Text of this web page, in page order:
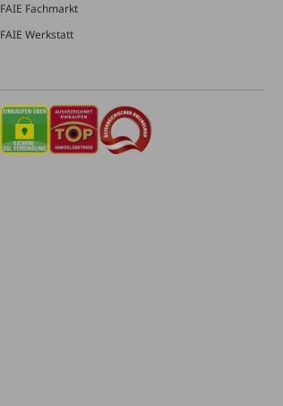
FAIE Fachmarkt
FAIE Werkstatt